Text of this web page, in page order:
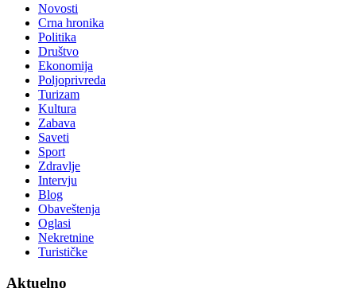
Novosti
Crna hronika
Politika
Društvo
Ekonomija
Poljoprivreda
Turizam
Kultura
Zabava
Saveti
Sport
Zdravlje
Intervju
Blog
Obaveštenja
Oglasi
Nekretnine
Turističke
Aktuelno